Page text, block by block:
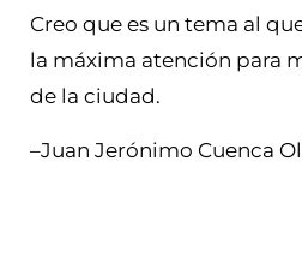
Creo que es un tema al
la máxima atención para
de la ciudad.
–Juan Jerónimo Cuenca